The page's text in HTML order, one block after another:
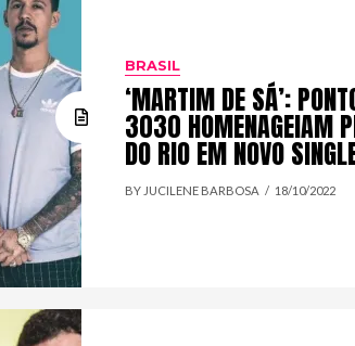
BRASIL
‘MARTIM DE SÁ’:
3030 HOMENAGEIAM
DO RIO EM NOVO
BY JUCILENE BARBOSA 18/10/2022